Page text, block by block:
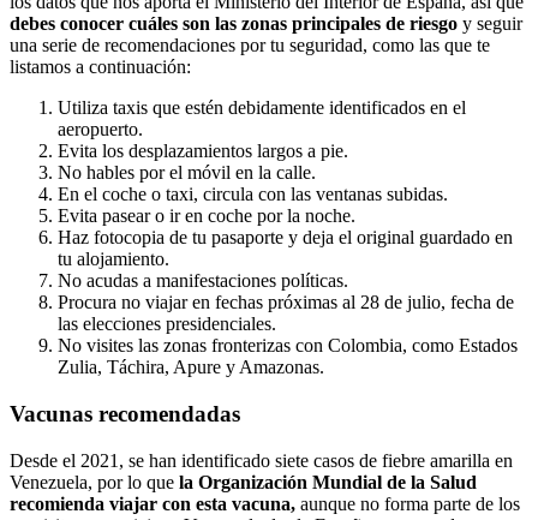
debes conocer cuáles son las zonas principales de riesgo y seguir
una serie de recomendaciones por tu seguridad, como las que te
listamos a continuación:
Utiliza taxis que estén debidamente identificados en el
aeropuerto.
Evita los desplazamientos largos a pie.
No hables por el móvil en la calle.
En el coche o taxi, circula con las ventanas subidas.
Evita pasear o ir en coche por la noche.
Haz fotocopia de tu pasaporte y deja el original guardado en
tu alojamiento.
No acudas a manifestaciones políticas.
Procura no viajar en fechas próximas al 28 de julio, fecha de
las elecciones presidenciales.
No visites las zonas fronterizas con Colombia, como Estados
Zulia, Táchira, Apure y Amazonas.
Vacunas recomendadas
Desde el 2021, se han identificado siete casos de fiebre amarilla en
Venezuela, por lo que la Organización Mundial de la Salud
recomienda viajar con esta vacuna, aunque no forma parte de los